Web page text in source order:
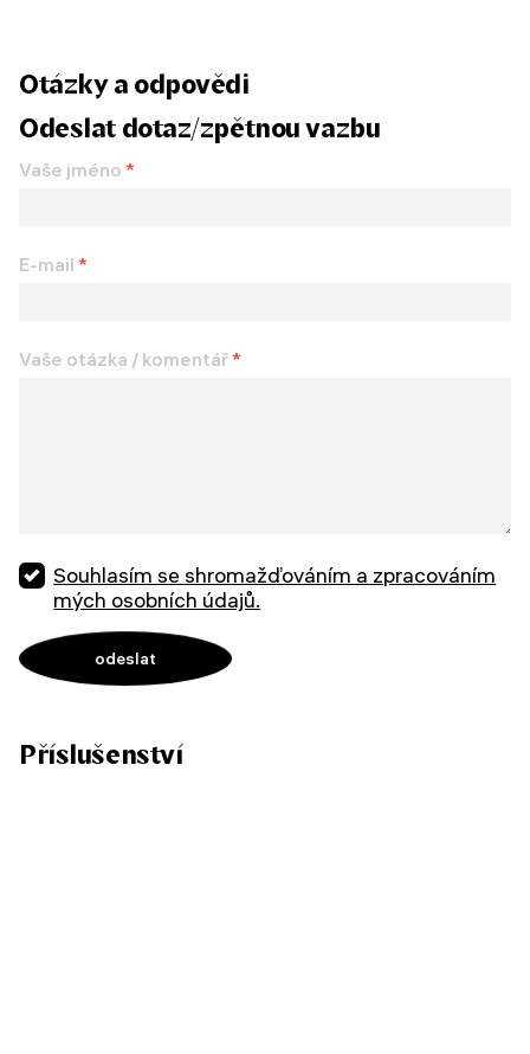
Otázky a odpovědi
Odeslat dotaz/zpětnou vazbu
Vaše jméno *
E-mail *
Vaše otázka / komentář*
Souhlasím se shromažďováním a zpracováním
mých osobních údajů.
Příslušenství